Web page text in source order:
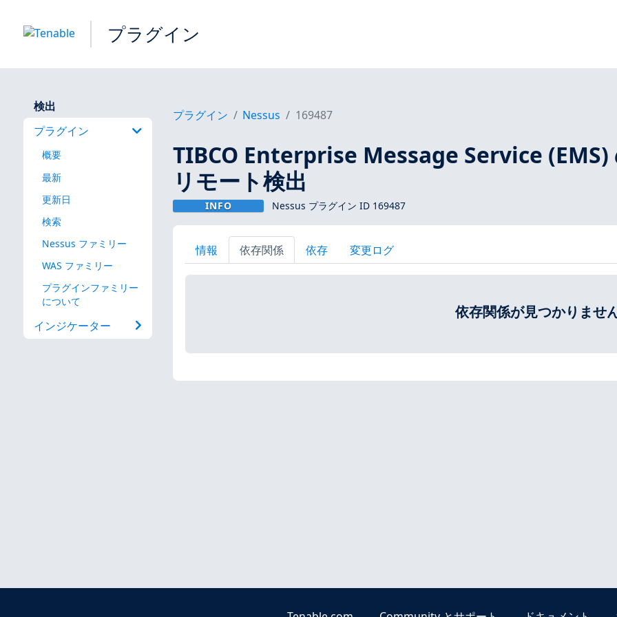
プラグイン
検出
プラグイン
概要
最新
更新日
検索
Nessus ファミリー
WAS ファミリー
プラグインファミリー
について
インジケーター
プラグイン Nessus 169487
TIBCO Enterprise Message Service (EMS)
リモート検出
INFO Nessus プラグイン ID 169487
情報 依存関係 依存 変更ログ
依存関係が見つかりませ